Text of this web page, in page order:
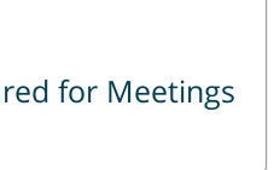
for Meetings